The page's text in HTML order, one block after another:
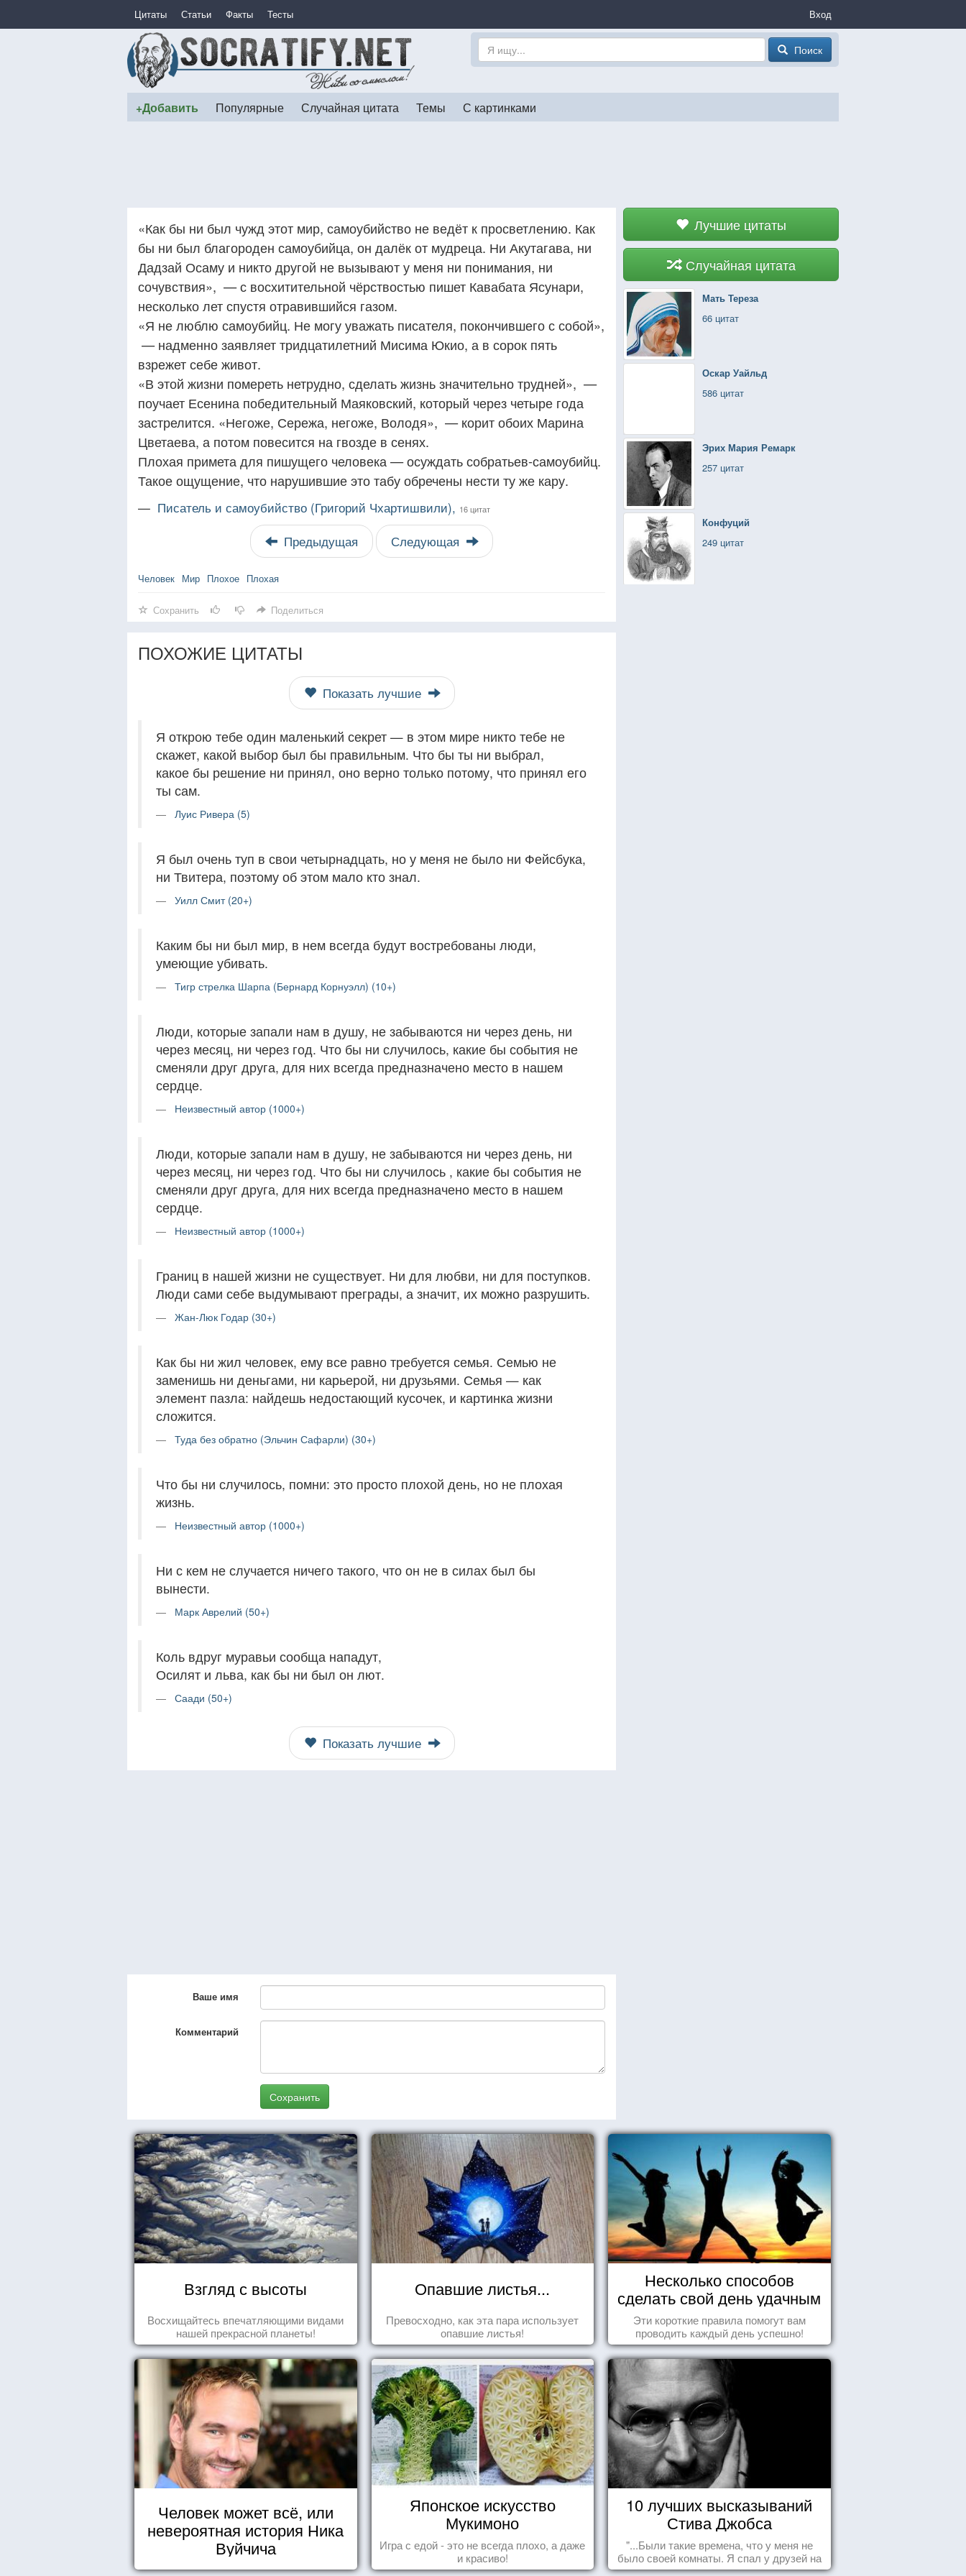
Цитаты Статьи Факты Тесты Вход
Поиск
+Добавить Популярные Случайная цитата Темы С картинками
Лучшие цитаты
Случайная цитата
Мать Тереза
66 цитат
Оскар Уайльд
586 цитат
Эрих Мария Ремарк
257 цитат
Конфуций
249 цитат
«Как бы ни был чужд этот мир, самоубийство не ведёт к просветлению. Как
бы ни был благороден самоубийца, он далёк от мудреца. Ни Акутагава, ни
Дадзай Осаму и никто другой не вызывают у меня ни понимания, ни
сочувствия», — с восхитительной чёрствостью пишет Кавабата Ясунари,
несколько лет спустя отравившийся газом.
«Я не люблю самоубийц. Не могу уважать писателя, покончившего с собой»,
— надменно заявляет тридцатилетний Мисима Юкио, а в сорок пять
взрежет себе живот.
«В этой жизни помереть нетрудно, сделать жизнь значительно трудней», —
поучает Есенина победительный Маяковский, который через четыре года
застрелится. «Негоже, Сережа, негоже, Володя», — корит обоих Марина
Цветаева, а потом повесится на гвозде в сенях.
Плохая примета для пишущего человека — осуждать собратьев-самоубийц.
Такое ощущение, что нарушившие это табу обречены нести ту же кару.
— Писатель и самоубийство (Григорий Чхартишвили), 16 цитат
Предыдущая Следующая
Человек Мир Плохое Плохая
Сохранить Поделиться
ПОХОЖИЕ ЦИТАТЫ
Показать лучшие
Я открою тебе один маленький секрет — в этом мире никто тебе не
скажет, какой выбор был бы правильным. Что бы ты ни выбрал,
какое бы решение ни принял, оно верно только потому, что принял его
ты сам.
Луис Ривера (5)
Я был очень туп в свои четырнадцать, но у меня не было ни Фейсбука,
ни Твитера, поэтому об этом мало кто знал.
Уилл Смит (20+)
Каким бы ни был мир, в нем всегда будут востребованы люди,
умеющие убивать.
Тигр стрелка Шарпа (Бернард Корнуэлл) (10+)
Люди, которые запали нам в душу, не забываются ни через день, ни
через месяц, ни через год. Что бы ни случилось, какие бы события не
сменяли друг друга, для них всегда предназначено место в нашем
сердце.
Неизвестный автор (1000+)
Люди, которые запали нам в душу, не забываются ни через день, ни
через месяц, ни через год. Что бы ни случилось , какие бы события не
сменяли друг друга, для них всегда предназначено место в нашем
сердце.
Неизвестный автор (1000+)
Границ в нашей жизни не существует. Ни для любви, ни для поступков.
Люди сами себе выдумывают преграды, а значит, их можно разрушить.
Жан-Люк Годар (30+)
Как бы ни жил человек, ему все равно требуется семья. Семью не
заменишь ни деньгами, ни карьерой, ни друзьями. Семья — как
элемент пазла: найдешь недостающий кусочек, и картинка жизни
сложится.
Туда без обратно (Эльчин Сафарли) (30+)
Что бы ни случилось, помни: это просто плохой день, но не плохая
жизнь.
Неизвестный автор (1000+)
Ни с кем не случается ничего такого, что он не в силах был бы
вынести.
Марк Аврелий (50+)
Коль вдруг муравьи сообща нападут,
Осилят и льва, как бы ни был он лют.
Саади (50+)
Показать лучшие
Ваше имя
Комментарий
Сохранить
Взгляд с высоты
Восхищайтесь впечатляющими видами
нашей прекрасной планеты!
Опавшие листья...
Превосходно, как эта пара использует
опавшие листья!
Несколько способов
сделать свой день удачным
Эти короткие правила помогут вам
проводить каждый день успешно!
Человек может всё, или
невероятная история Ника
Вуйчича
Японское искусство
Мукимоно
Игра с едой - это не всегда плохо, а даже
и красиво!
10 лучших высказываний
Стива Джобса
"...Были такие времена, что у меня не
было своей комнаты. Я спал у друзей на
полу, а для того, чтобы купить еды -